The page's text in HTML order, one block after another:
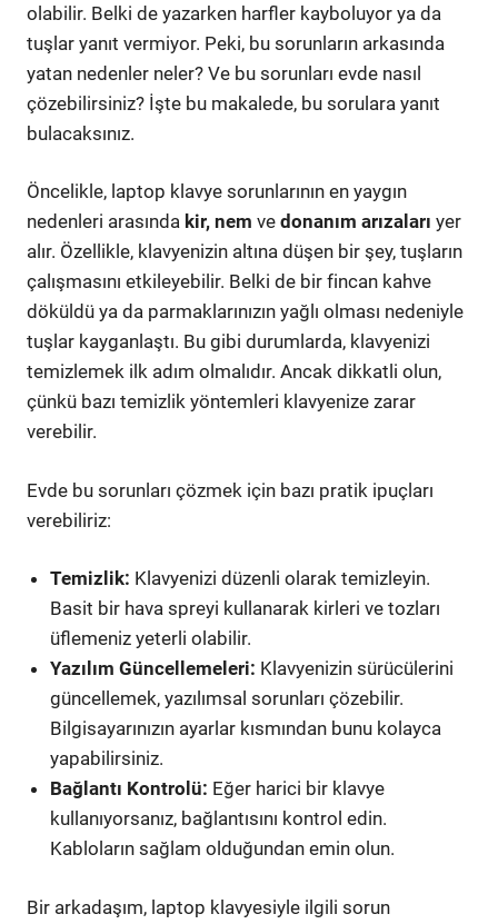
olabilir. Belki de yazarken harfler kayboluyor ya da
tuşlar yanıt vermiyor. Peki, bu sorunların arkasında
yatan nedenler neler? Ve bu sorunları evde nasıl
çözebilirsiniz? İşte bu makalede, bu sorulara yanıt
bulacaksınız.
Öncelikle, laptop klavye sorunlarının en yaygın
nedenleri arasında kir, nem ve donanım arızaları yer
alır. Özellikle, klavyenizin altına düşen bir şey, tuşların
çalışmasını etkileyebilir. Belki de bir fincan kahve
döküldü ya da parmaklarınızın yağlı olması nedeniyle
tuşlar kayganlaştı. Bu gibi durumlarda, klavyenizi
temizlemek ilk adım olmalıdır. Ancak dikkatli olun,
çünkü bazı temizlik yöntemleri klavyenize zarar
verebilir.
Evde bu sorunları çözmek için bazı pratik ipuçları
verebiliriz:
Temizlik: Klavyenizi düzenli olarak temizleyin.
Basit bir hava spreyi kullanarak kirleri ve tozları
üflemeniz yeterli olabilir.
Yazılım Güncellemeleri: Klavyenizin sürücülerini
güncellemek, yazılımsal sorunları çözebilir.
Bilgisayarınızın ayarlar kısmından bunu kolayca
yapabilirsiniz.
Bağlantı Kontrolü: Eğer harici bir klavye
kullanıyorsanız, bağlantısını kontrol edin.
Kabloların sağlam olduğundan emin olun.
Bir arkadaşım, laptop klavyesiyle ilgili sorun